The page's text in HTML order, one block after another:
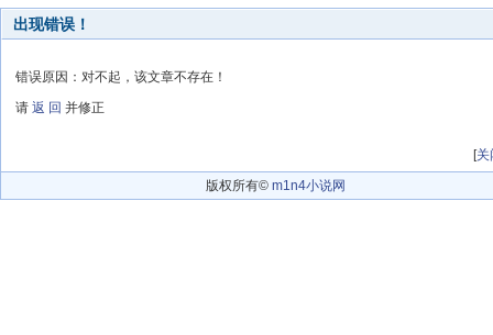
出现错误！
错误原因：对不起，该文章不存在！
请 返 回 并修正
[关
版权所有© m1n4小说网